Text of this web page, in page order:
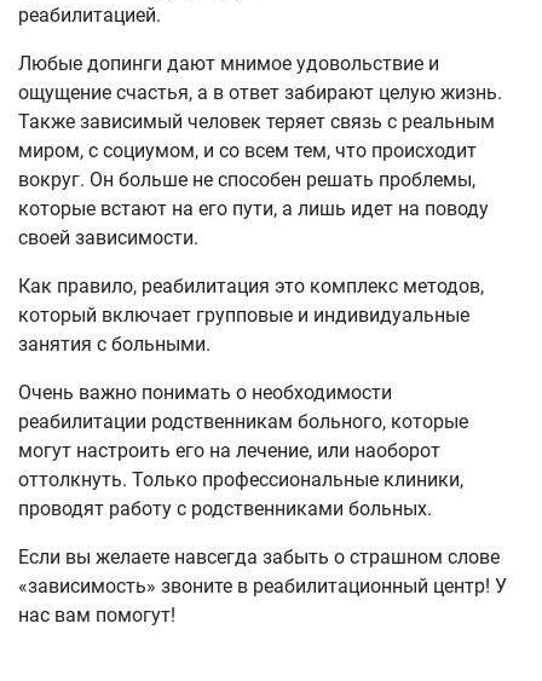
реабилитацией.
Любые допинги дают мнимое удовольствие и
ощущение счастья, а в ответ забирают целую жизнь.
Также зависимый человек теряет связь с реальным
миром, с социумом, и со всем тем, что происходит
вокруг. Он больше не способен решать проблемы,
которые встают на его пути, а лишь идет на поводу
своей зависимости.
Как правило, реабилитация это комплекс методов,
который включает групповые и индивидуальные
занятия с больными.
Очень важно понимать о необходимости
реабилитации родственникам больного, которые
могут настроить его на лечение, или наоборот
оттолкнуть. Только профессиональные клиники,
проводят работу с родственниками больных.
Если вы желаете навсегда забыть о страшном слове
«зависимость» звоните в реабилитационный центр! У
нас вам помогут!